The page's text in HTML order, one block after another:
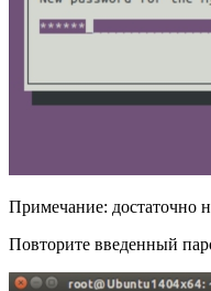
Примечание: достаточно
Повторите введенный